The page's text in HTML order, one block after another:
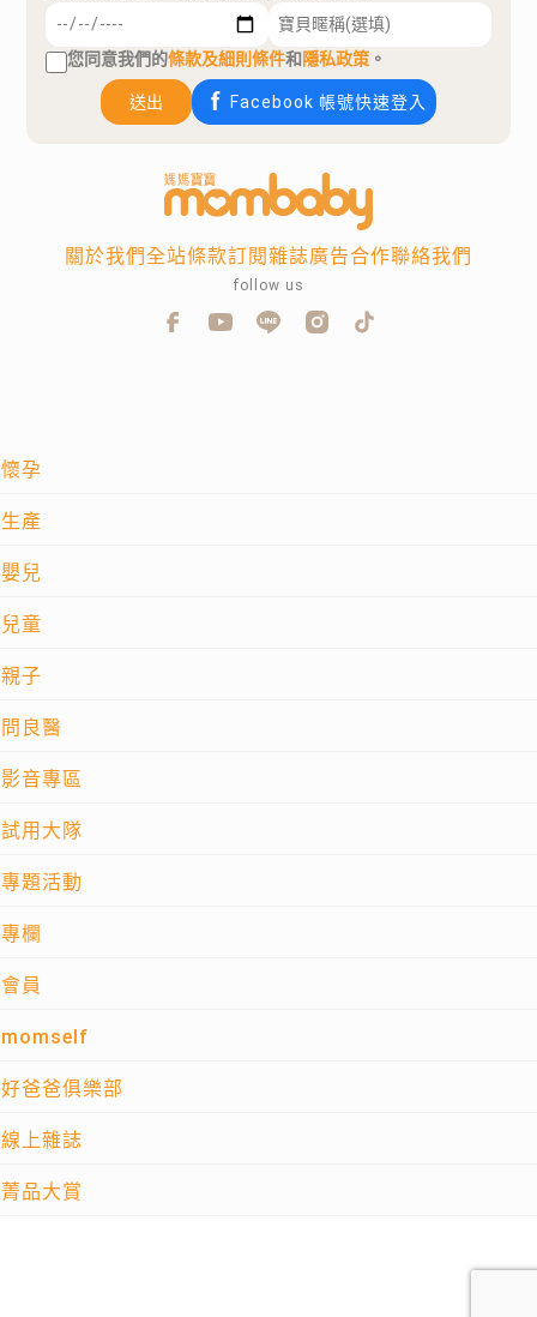
您同意我們的條款及細則條件和隱私政策 。
送出 Facebook 帳號快速登入
懷孕
生產
嬰兒
兒童
親子
問良醫
影音專區
試用大隊
專題活動
專欄
會員
momself
好爸爸俱樂部
線上雜誌
菁品大賞
關於我們全站條款訂閱雜誌廣告合作聯絡我們
follow us